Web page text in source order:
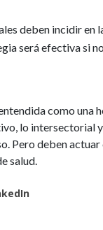
deben incidir en
será efectiva si
como una
lo intersectorial
Pero deben actuar
salud.